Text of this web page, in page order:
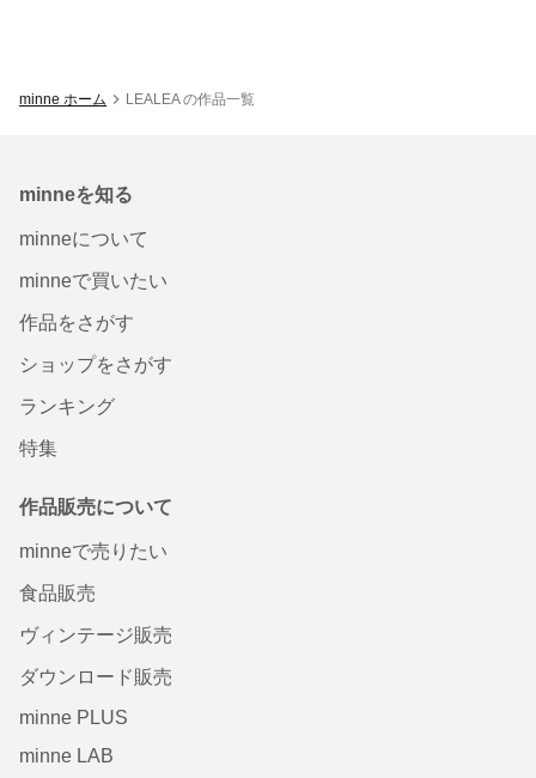
minne ホーム LEALEA の作品一覧
minneを知る
minneについて
minneで買いたい
作品をさがす
ショップをさがす
ランキング
特集
作品販売について
minneで売りたい
食品販売
ヴィンテージ販売
ダウンロード販売
minne PLUS
minne LAB